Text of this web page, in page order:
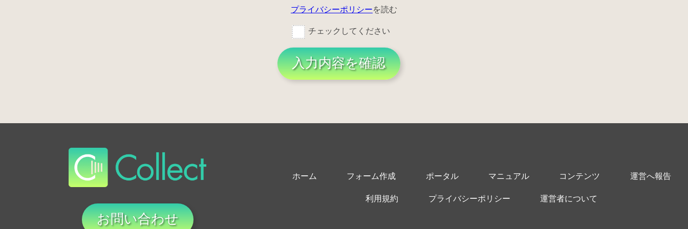
プライバシーポリシーを読む
チェックしてください
入力内容を確認
お問い合わせ
ホーム フォーム作成 ポータル マニュアル コンテンツ 運営へ報告
利用規約 プライバシーポリシー 運営者について